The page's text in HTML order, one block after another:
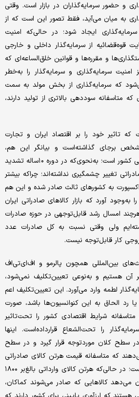
و حضور سرمایه‌گذاران در بازار است. وقتی
به میان می‌آید، فقط تصور این است که از
ایجاد شود؛ در حالی‌که امنیت
قوه‌قضائیه از سرمایه‌گذار داخلی و خارجی
و مقرره‌‌‌‌ها و قوانین خلق‌الساعه‌‌‌‌ای که
سرمایه‌گذاری و سرمایه‌گذار را به‌خطر
که سرمایه‌گذاری از بخش مولد به سمت
که متاسفانه سوددهی بالاتری از تولید دارند،
که تاثیر خود را بر اقتصاد ایران و تجارت
بر‌جای گذاشته‌است و بیانگر این هم،
محدودیت بازارهای صادراتی کشور است؛ به‌نحوی‌که در دوره ۱۰‌ساله تشدید
تغییر چشمگیری نداشته‌اند؛ چراکه بیشتر
به کشورهای ثالث صادر شده‌ و این هم
آورد که بازار کالاهای صادراتی ایران
است؛ هرچند امسال رشد قابل‌توجهی در حوزه صادرات
داشته‌‌‌‌ایم ولی وقتی نسبت به کل صادرات عدد
کار قابل‌توجه نیست.
بین‌المللی همچون پالرمو و اف‌‌‌‌ای‌‌‌‌تی‌‌‌‌اف
آن هستیم و به‌نوعی تعیین‌‌‌‌تکلیف نمی‌شود،
لطمه وارد می‌آورد. این تعیین‌تکلیف اعم
رد الحاق به این کنوانسیون‌‌‌‌ها باشد، صورت
متاسفانه شرایط اقتصادی کشور را تحت‌تاثیر
را تحت‌‌‌‌الشعاع قرارداده‌است. اینها
سطح کلان مورد‌توجه قرار گیرد و در سطح
که متاسفانه قیمت هر‌تن کالای صادراتی
ایران بیش از ۳۸۰ دلار نیست؛ در حالی‌که هر‌تن کالای وارداتی بالغ‌بر ۱۸۰۰
می‌دهد کالاهایی که صادر می‌شوند کماکان،